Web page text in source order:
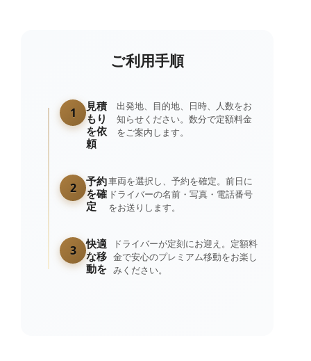
ご利用手順
1
見積
もり
を依
頼
出発地、目的地、日時、人数をお
知らせください。数分で定額料金
をご案内します。
2
予約
を確
定
車両を選択し、予約を確定。前日に
ドライバーの名前・写真・電話番号
をお送りします。
3
快適
な移
動を
ドライバーが定刻にお迎え。定額料
金で安心のプレミアム移動をお楽し
みください。